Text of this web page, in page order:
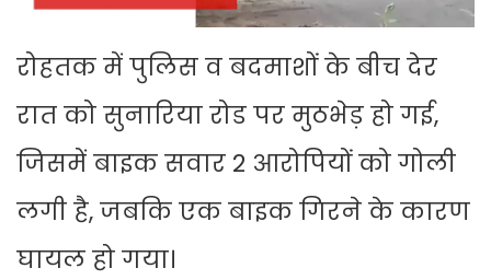
रोहतक में पुलिस व बदमाशों के बीच देर
रात को सुनारिया रोड पर मुठभेड़ हो गई,
जिसमें बाइक सवार 2 आरोपियों को गोली
लगी है, जबकि एक बाइक गिरने के कारण
घायल हो गया।